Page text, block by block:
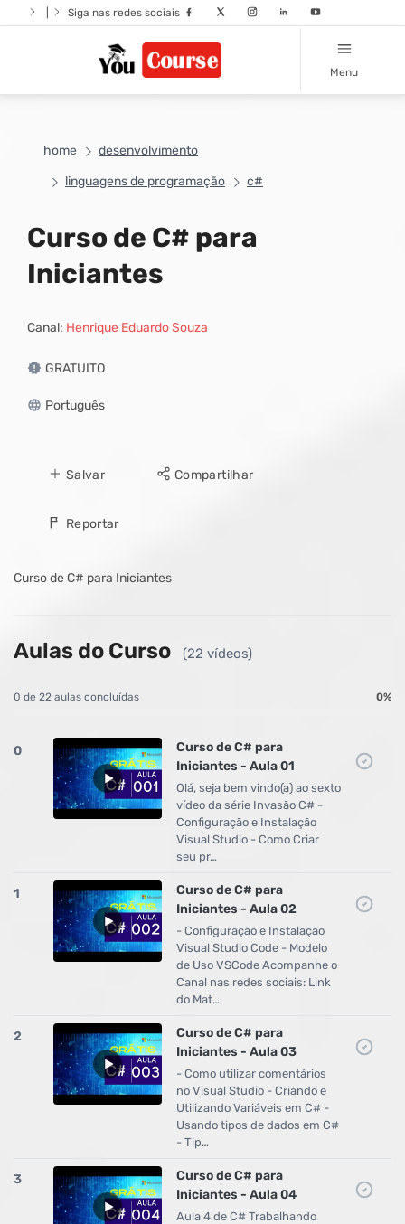
Siga nas redes sociais
Menu
home
desenvolvimento
linguagens de programação
c#
Curso de C# para
Iniciantes
Canal: Henrique Eduardo Souza
GRATUITO
Português
Salvar Compartilhar
Reportar
Curso de C# para Iniciantes
Aulas do Curso (22 vídeos)
0 de 22 aulas concluídas 0%
0
Curso de C# para
Iniciantes - Aula 01
Olá, seja bem vindo(a) ao sexto
vídeo da série Invasão C# -
Configuração e Instalação
Visual Studio - Como Criar
seu pr…
1
Curso de C# para
Iniciantes - Aula 02
- Configuração e Instalação
Visual Studio Code - Modelo
de Uso VSCode Acompanhe o
Canal nas redes sociais: Link
do Mat…
2
Curso de C# para
Iniciantes - Aula 03
- Como utilizar comentários
no Visual Studio - Criando e
Utilizando Variáveis em C# -
Usando tipos de dados em C#
- Tip…
3
Curso de C# para
Iniciantes - Aula 04
Aula 4 de C# Trabalhando